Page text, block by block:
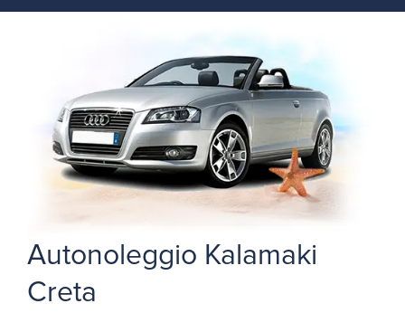
Autonoleggio Kalamaki
Creta